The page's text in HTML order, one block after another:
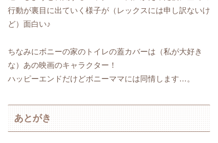
行動が裏目に出ていく様子が（レックスには申し訳ないけ
ど）面白い♪
ちなみにボニーの家のトイレの蓋カバーは（私が大好き
な）あの映画のキャラクター！
ハッピーエンドだけどボニーママには同情します…。
あとがき